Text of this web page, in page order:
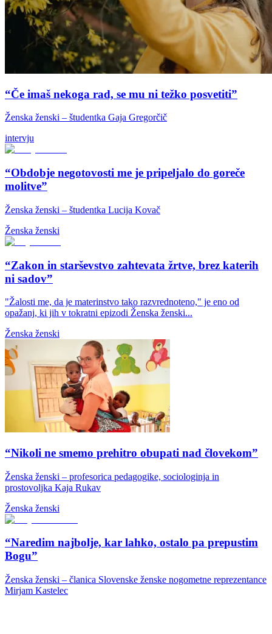
“Če imaš nekoga rad, se mu ni težko posvetiti”
Ženska ženski – študentka Gaja Gregorčič
intervju
“Obdobje negotovosti me je pripeljalo do goreče
molitve”
Ženska ženski – študentka Lucija Kovač
Ženska ženski
“Zakon in starševstvo zahtevata žrtve, brez katerih
ni sadov”
"Žalosti me, da je materinstvo tako razvrednoteno," je eno od
opažanj, ki jih v tokratni epizodi Ženska ženski...
Ženska ženski
“Nikoli ne smemo prehitro obupati nad človekom”
Ženska ženski – profesorica pedagogike, sociologinja in
prostovoljka Kaja Rukav
Ženska ženski
“Naredim najbolje, kar lahko, ostalo pa prepustim
Bogu”
Ženska ženski – članica Slovenske ženske nogometne reprezentance
Mirjam Kastelec